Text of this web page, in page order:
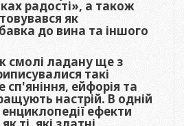
радості», а також
як
до вина та іншого
смолі ладану ще з
такі
сп'яніння, ейфорія та
настрій. В одній
ефекти